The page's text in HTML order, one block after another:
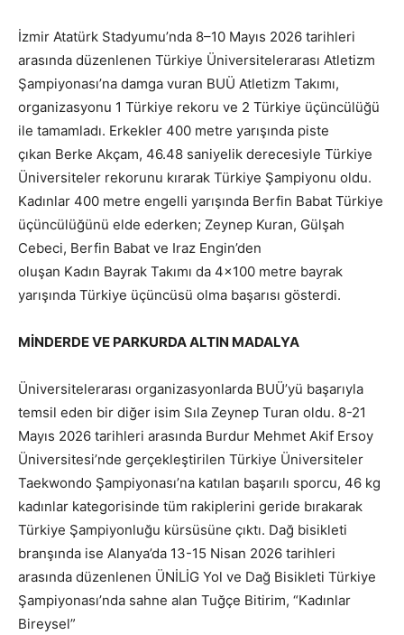
İzmir Atatürk Stadyumu’nda 8–10 Mayıs 2026 tarihleri
arasında düzenlenen Türkiye Üniversitelerarası Atletizm
Şampiyonası’na damga vuran BUÜ Atletizm Takımı,
organizasyonu 1 Türkiye rekoru ve 2 Türkiye üçüncülüğü
ile tamamladı. Erkekler 400 metre yarışında piste
çıkan Berke Akçam, 46.48 saniyelik derecesiyle Türkiye
Üniversiteler rekorunu kırarak Türkiye Şampiyonu oldu.
Kadınlar 400 metre engelli yarışında Berfin Babat Türkiye
üçüncülüğünü elde ederken; Zeynep Kuran, Gülşah
Cebeci, Berfin Babat ve Iraz Engin’den
oluşan Kadın Bayrak Takımı da 4×100 metre bayrak
yarışında Türkiye üçüncüsü olma başarısı gösterdi.
MİNDERDE VE PARKURDA ALTIN MADALYA
Üniversitelerarası organizasyonlarda BUÜ’yü başarıyla
temsil eden bir diğer isim Sıla Zeynep Turan oldu. 8-21
Mayıs 2026 tarihleri arasında Burdur Mehmet Akif Ersoy
Üniversitesi’nde gerçekleştirilen Türkiye Üniversiteler
Taekwondo Şampiyonası’na katılan başarılı sporcu, 46 kg
kadınlar kategorisinde tüm rakiplerini geride bırakarak
Türkiye Şampiyonluğu kürsüsüne çıktı. Dağ bisikleti
branşında ise Alanya’da 13-15 Nisan 2026 tarihleri
arasında düzenlenen ÜNİLİG Yol ve Dağ Bisikleti Türkiye
Şampiyonası’nda sahne alan Tuğçe Bitirim, “Kadınlar
Bireysel”